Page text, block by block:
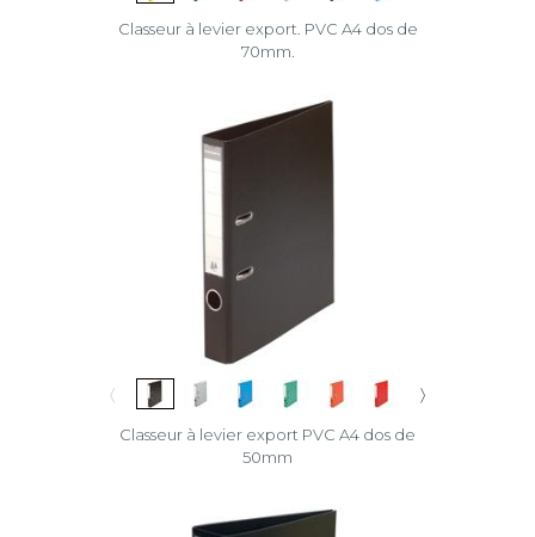
Classeur à levier export. PVC A4 dos de
70mm.
〈 〉
Classeur à levier export PVC A4 dos de
50mm